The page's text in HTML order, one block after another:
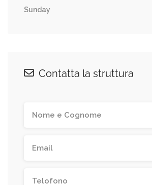
Sunday
Contatta la struttura